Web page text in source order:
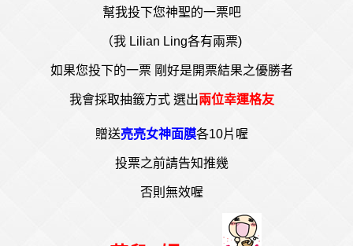
幫我投下您神聖的一票吧
（我 Lilian Ling各有兩票)
如果您投下的一票 剛好是開票結果之優勝者
我會採取抽籤方式 選出兩位幸運格友
贈送亮亮女神面膜各10片喔
投票之前請告知推幾
否則無效喔